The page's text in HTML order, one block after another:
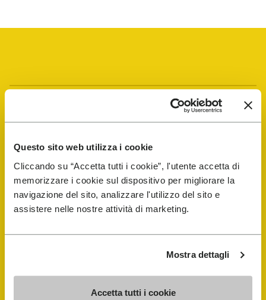
Questo sito web utilizza i cookie
Cliccando su “Accetta tutti i cookie”, l'utente accetta di
memorizzare i cookie sul dispositivo per migliorare la
navigazione del sito, analizzare l'utilizzo del sito e
assistere nelle nostre attività di marketing.
Mostra dettagli
Accetta tutti i cookie
FiveFingers Guide
E-SHOP
Schuhreparatur-Finder